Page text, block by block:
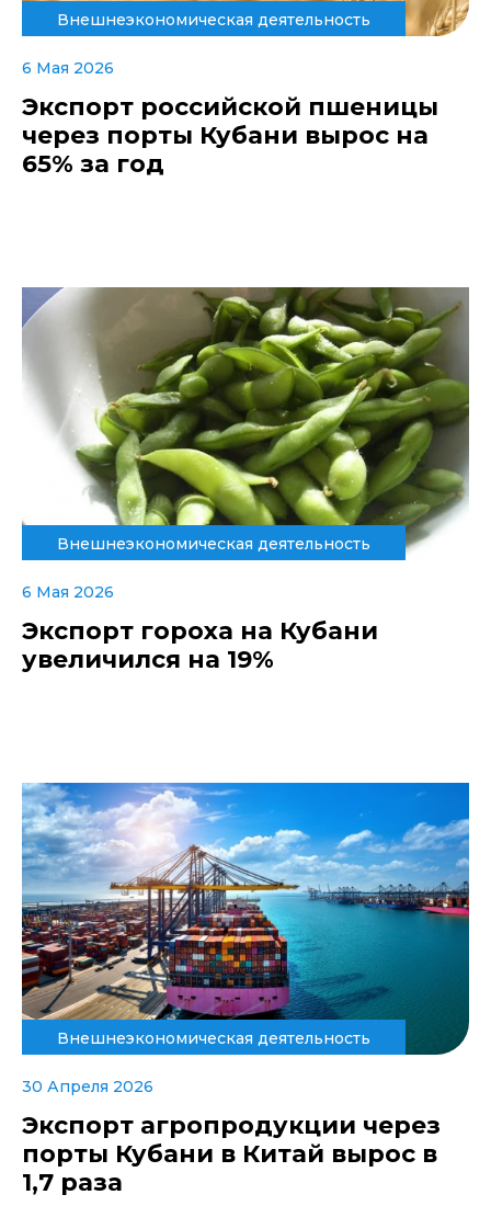
Внешнеэкономическая деятельность
6 Мая 2026
Экспорт российской пшеницы
через порты Кубани вырос на
65% за год
Внешнеэкономическая деятельность
6 Мая 2026
Экспорт гороха на Кубани
увеличился на 19%
Внешнеэкономическая деятельность
30 Апреля 2026
Экспорт агропродукции через
порты Кубани в Китай вырос в
1,7 раза